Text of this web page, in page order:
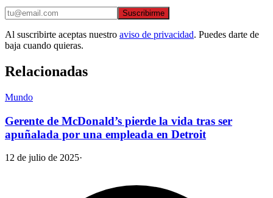
Suscribirme
Al suscribirte aceptas nuestro aviso de privacidad. Puedes darte de
baja cuando quieras.
Relacionadas
Mundo
Gerente de McDonald’s pierde la vida tras ser
apuñalada por una empleada en Detroit
12 de julio de 2025·